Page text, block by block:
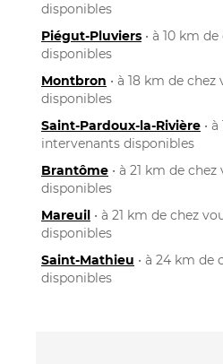
disponibles
Piégut-Pluviers • à 10 km
disponibles
Montbron • à 18 km de
disponibles
Saint-Pardoux-la-Rivière •
intervenants disponibles
Brantôme • à 21 km de
disponibles
Mareuil • à 21 km de chez
disponibles
Saint-Mathieu • à 24 km de
disponibles